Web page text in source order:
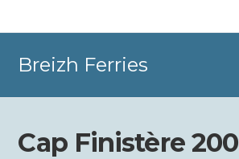
Breizh Ferries
Cap Finistère 200